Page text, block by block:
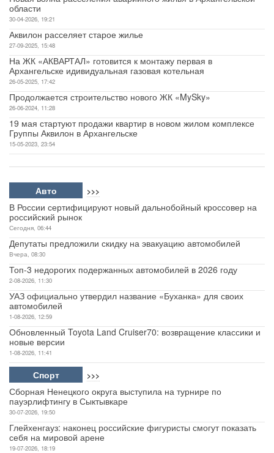
области
30-04-2026, 19:21
Аквилон расселяет старое жилье
27-09-2025, 15:48
На ЖК «АКВАРТАЛ» готовится к монтажу первая в
Архангельске идивидуальная газовая котельная
26-05-2025, 17:42
Продолжается строительство нового ЖК «MySky»
26-06-2024, 11:28
19 мая стартуют продажи квартир в новом жилом комплексе
Группы Аквилон в Архангельске
15-05-2023, 23:54
Авто >>>
В России сертифицируют новый дальнобойный кроссовер на
российский рынок
Сегодня, 06:44
Депутаты предложили скидку на эвакуацию автомобилей
Вчера, 08:30
Топ-3 недорогих подержанных автомобилей в 2026 году
2-08-2026, 11:30
УАЗ официально утвердил название «Буханка» для своих
автомобилей
1-08-2026, 12:59
Обновленный Toyota Land Cruiser70: возвращение классики и
новые версии
1-08-2026, 11:41
Спорт >>>
Сборная Ненецкого округа выступила на турнире по
пауэрлифтингу в Сыктывкаре
30-07-2026, 19:50
Глейхенгауз: наконец российские фигуристы смогут показать
себя на мировой арене
19-07-2026, 18:19